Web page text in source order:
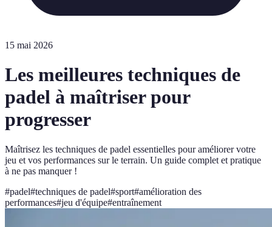
15 mai 2026
Les meilleures techniques de
padel à maîtriser pour
progresser
Maîtrisez les techniques de padel essentielles pour améliorer votre
jeu et vos performances sur le terrain. Un guide complet et pratique
à ne pas manquer !
#padel#techniques de padel#sport#amélioration des
performances#jeu d'équipe#entraînement